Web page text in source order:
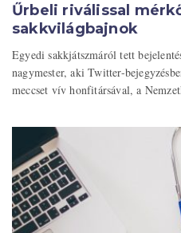
Űrbeli riválissal
sakkvilágbajnok
Egyedi sakkjátszmáról tett
nagymester, aki Twitter-
meccset vív honfitársával, a